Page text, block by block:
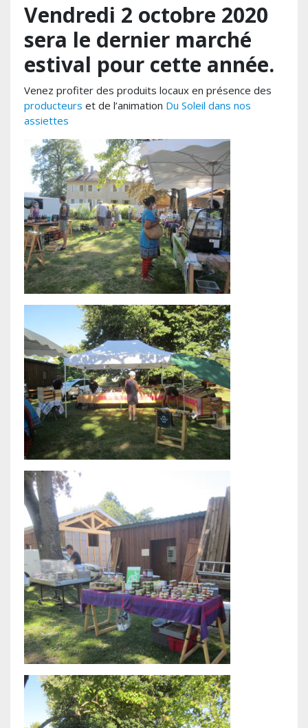
Vendredi 2 octobre 2020
sera le dernier marché
estival pour cette année.
Venez profiter des produits locaux en présence des
producteurs et de l’animation Du Soleil dans nos
assiettes